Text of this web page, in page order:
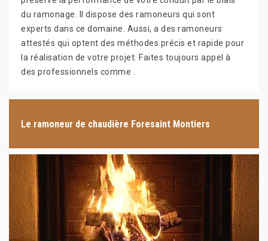
du ramonage. Il dispose des ramoneurs qui sont
experts dans ce domaine. Aussi, a des ramoneurs
attestés qui optent des méthodes précis et rapide pour
la réalisation de votre projet. Faites toujours appel à
des professionnels comme .
Le ramoneur de chaudière Foresaint Montiers